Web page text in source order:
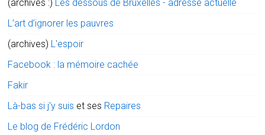
(archives :)
Les dessous de Bruxelles - adresse actuelle
L’art d’ignorer les pauvres
(archives) L'espoir
Facebook : la mémoire cachée
Fakir
Là-bas si j'y suis et ses Repaires
Le blog de Frédéric Lordon